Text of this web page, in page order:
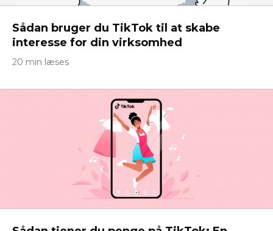
Sådan bruger du TikTok til at skabe
interesse for din virksomhed
20 min læses